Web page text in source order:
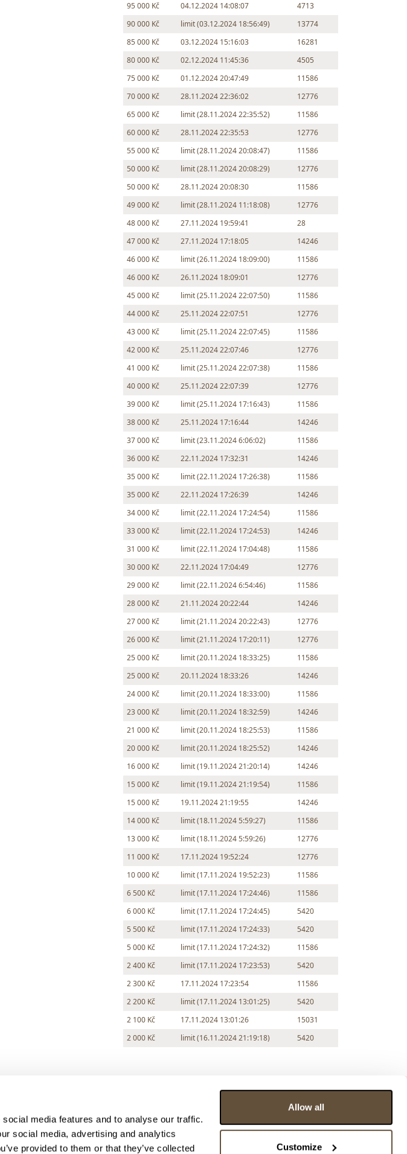
media features and to analyse our traffic.
social media, advertising and analytics
provided to them or that they’ve collected
Allow all
Customize
95 000 Kč
04.12.2024 14:08:07
4713
90 000 Kč
limit (03.12.2024 18:56:49)
13774
85 000 Kč
03.12.2024 15:16:03
16281
80 000 Kč
02.12.2024 11:45:36
4505
75 000 Kč
01.12.2024 20:47:49
11586
70 000 Kč
28.11.2024 22:36:02
12776
65 000 Kč
limit (28.11.2024 22:35:52)
11586
60 000 Kč
28.11.2024 22:35:53
12776
55 000 Kč
limit (28.11.2024 20:08:47)
11586
50 000 Kč
limit (28.11.2024 20:08:29)
12776
50 000 Kč
28.11.2024 20:08:30
11586
49 000 Kč
limit (28.11.2024 11:18:08)
12776
48 000 Kč
27.11.2024 19:59:41
28
47 000 Kč
27.11.2024 17:18:05
14246
46 000 Kč
limit (26.11.2024 18:09:00)
11586
46 000 Kč
26.11.2024 18:09:01
12776
45 000 Kč
limit (25.11.2024 22:07:50)
11586
44 000 Kč
25.11.2024 22:07:51
12776
43 000 Kč
limit (25.11.2024 22:07:45)
11586
42 000 Kč
25.11.2024 22:07:46
12776
41 000 Kč
limit (25.11.2024 22:07:38)
11586
40 000 Kč
25.11.2024 22:07:39
12776
39 000 Kč
limit (25.11.2024 17:16:43)
11586
38 000 Kč
25.11.2024 17:16:44
14246
37 000 Kč
limit (23.11.2024 6:06:02)
11586
36 000 Kč
22.11.2024 17:32:31
14246
35 000 Kč
limit (22.11.2024 17:26:38)
11586
35 000 Kč
22.11.2024 17:26:39
14246
34 000 Kč
limit (22.11.2024 17:24:54)
11586
33 000 Kč
limit (22.11.2024 17:24:53)
14246
31 000 Kč
limit (22.11.2024 17:04:48)
11586
30 000 Kč
22.11.2024 17:04:49
12776
29 000 Kč
limit (22.11.2024 6:54:46)
11586
28 000 Kč
21.11.2024 20:22:44
14246
27 000 Kč
limit (21.11.2024 20:22:43)
12776
26 000 Kč
limit (21.11.2024 17:20:11)
12776
25 000 Kč
limit (20.11.2024 18:33:25)
11586
25 000 Kč
20.11.2024 18:33:26
14246
24 000 Kč
limit (20.11.2024 18:33:00)
11586
23 000 Kč
limit (20.11.2024 18:32:59)
14246
21 000 Kč
limit (20.11.2024 18:25:53)
11586
20 000 Kč
limit (20.11.2024 18:25:52)
14246
16 000 Kč
limit (19.11.2024 21:20:14)
14246
15 000 Kč
limit (19.11.2024 21:19:54)
11586
15 000 Kč
19.11.2024 21:19:55
14246
14 000 Kč
limit (18.11.2024 5:59:27)
11586
13 000 Kč
limit (18.11.2024 5:59:26)
12776
11 000 Kč
17.11.2024 19:52:24
12776
10 000 Kč
limit (17.11.2024 19:52:23)
11586
6 500 Kč
limit (17.11.2024 17:24:46)
11586
6 000 Kč
limit (17.11.2024 17:24:45)
5420
5 500 Kč
limit (17.11.2024 17:24:33)
5420
5 000 Kč
limit (17.11.2024 17:24:32)
11586
2 400 Kč
limit (17.11.2024 17:23:53)
5420
2 300 Kč
17.11.2024 17:23:54
11586
2 200 Kč
limit (17.11.2024 13:01:25)
5420
2 100 Kč
17.11.2024 13:01:26
15031
2 000 Kč
limit (16.11.2024 21:19:18) 5420
> Obchodní podmínky
> Kontakty
> GDPR